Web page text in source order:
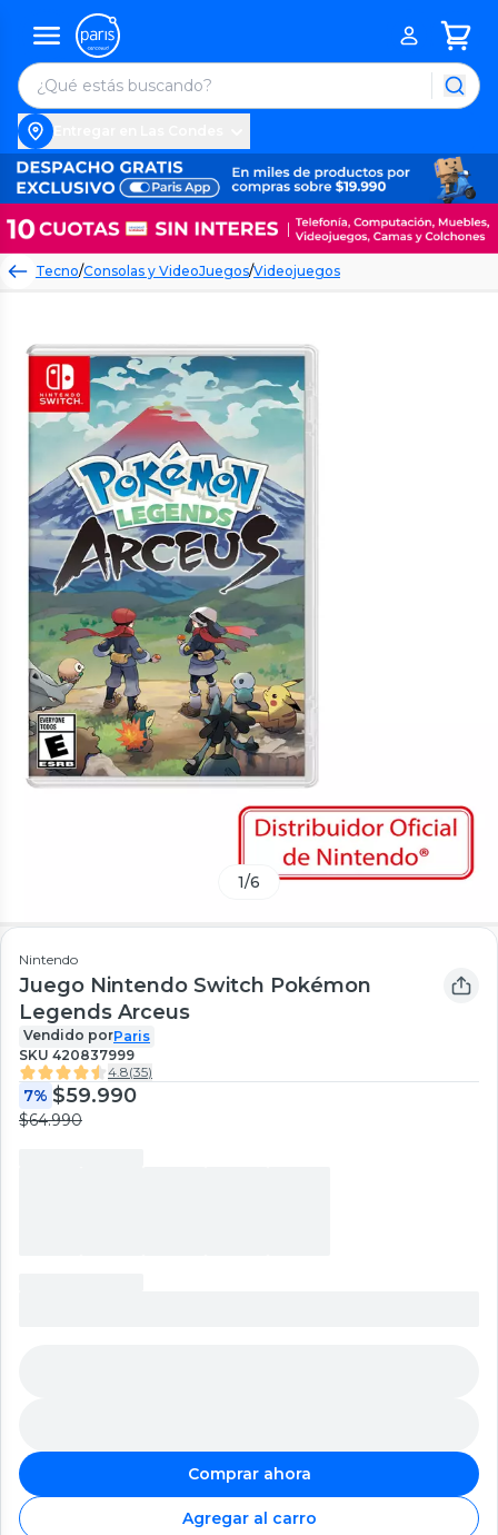
Tecno/Consolas y VideoJuegos/Videojuegos
1/6
Nintendo
Juego Nintendo Switch Pokémon
Legends Arceus
Vendido porParis
SKU 420837999
4.8(35)
7% $59.990
$64.990
Comprar ahora
Agregar al carro